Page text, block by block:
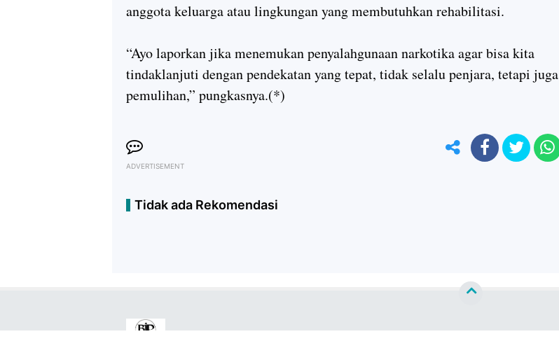
anggota keluarga atau lingkungan yang membutuhkan rehabilitasi.
“Ayo laporkan jika menemukan penyalahgunaan narkotika agar bisa kita
tindaklanjuti dengan pendekatan yang tepat, tidak selalu penjara, tetapi juga
pemulihan,” pungkasnya.(*)
ADVERTISEMENT
Tidak ada Rekomendasi